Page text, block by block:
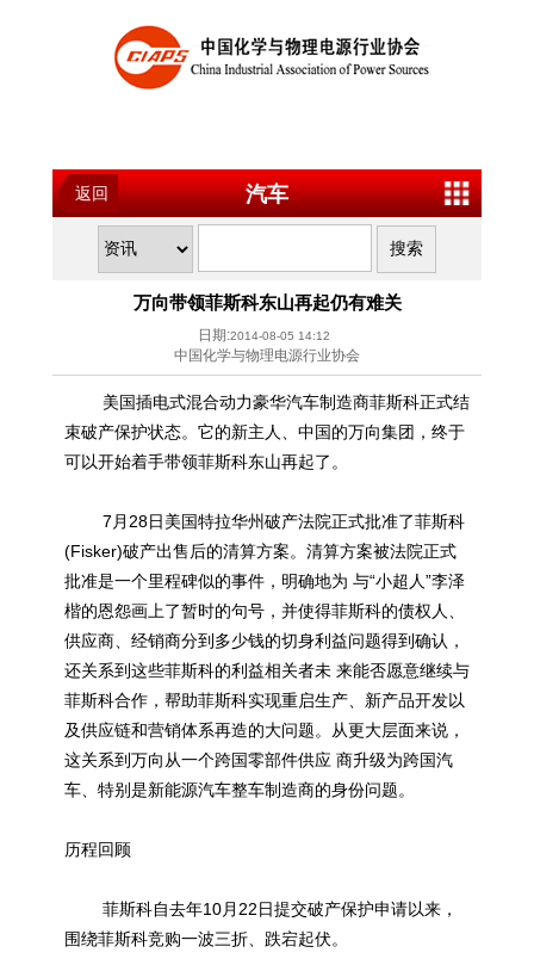
返回 汽车
万向带领菲斯科东山再起仍有难关
日期:2014-08-05 14:12
中国化学与物理电源行业协会
美国插电式混合动力豪华汽车制造商菲斯科正式结
束破产保护状态。它的新主人、中国的万向集团，终于
可以开始着手带领菲斯科东山再起了。
7月28日美国特拉华州破产法院正式批准了菲斯科
(Fisker)破产出售后的清算方案。清算方案被法院正式
批准是一个里程碑似的事件，明确地为 与“小超人”李泽
楷的恩怨画上了暂时的句号，并使得菲斯科的债权人、
供应商、经销商分到多少钱的切身利益问题得到确认，
还关系到这些菲斯科的利益相关者未 来能否愿意继续与
菲斯科合作，帮助菲斯科实现重启生产、新产品开发以
及供应链和营销体系再造的大问题。从更大层面来说，
这关系到万向从一个跨国零部件供应 商升级为跨国汽
车、特别是新能源汽车整车制造商的身份问题。
历程回顾
菲斯科自去年10月22日提交破产保护申请以来，
围绕菲斯科竞购一波三折、跌宕起伏。